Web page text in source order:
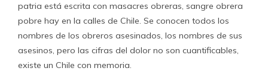
patria está escrita con masacres obreras, sangre obrera
pobre hay en la calles de Chile. Se conocen todos los
nombres de los obreros asesinados, los nombres de sus
asesinos, pero las cifras del dolor no son cuantificables,
existe un Chile con memoria.